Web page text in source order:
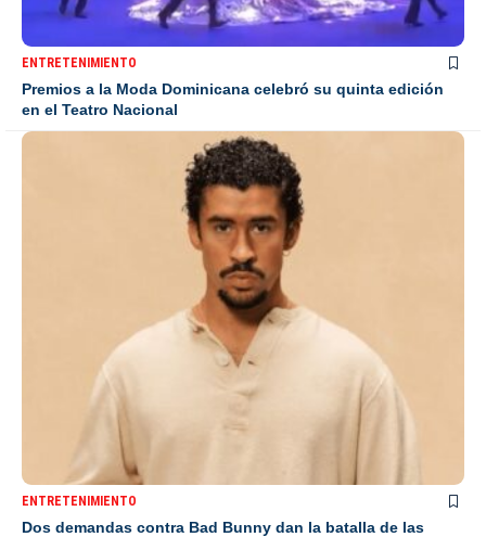
ENTRETENIMIENTO
Premios a la Moda Dominicana celebró su quinta edición
en el Teatro Nacional
ENTRETENIMIENTO
Dos demandas contra Bad Bunny dan la batalla de las